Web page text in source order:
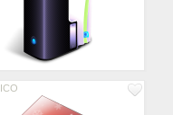
ICO